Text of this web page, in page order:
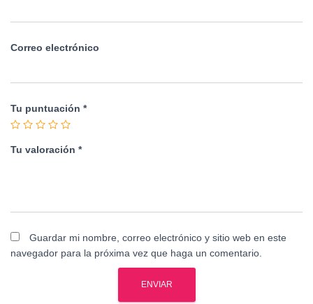
Correo electrónico
Tu puntuación *
Tu valoración *
Guardar mi nombre, correo electrónico y sitio web en este
navegador para la próxima vez que haga un comentario.